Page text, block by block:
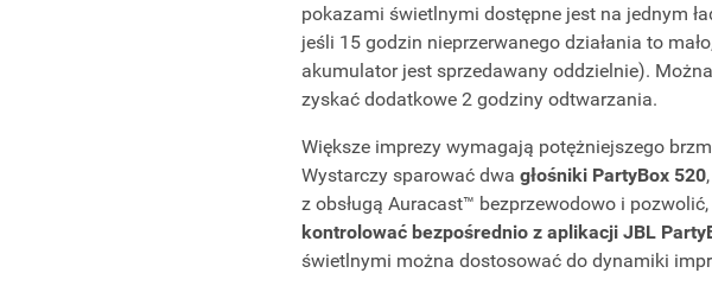
pokazami świetlnymi dostępne jest na jednym
jeśli 15 godzin nieprzerwanego działania to
akumulator jest sprzedawany oddzielnie).
zyskać dodatkowe 2 godziny odtwarzania.
Większe imprezy wymagają potężniejszego
Wystarczy sparować dwa głośniki PartyBox 520
z obsługą Auracast™ bezprzewodowo i
kontrolować bezpośrednio z aplikacji JBL
świetlnymi można dostosować do dynamiki